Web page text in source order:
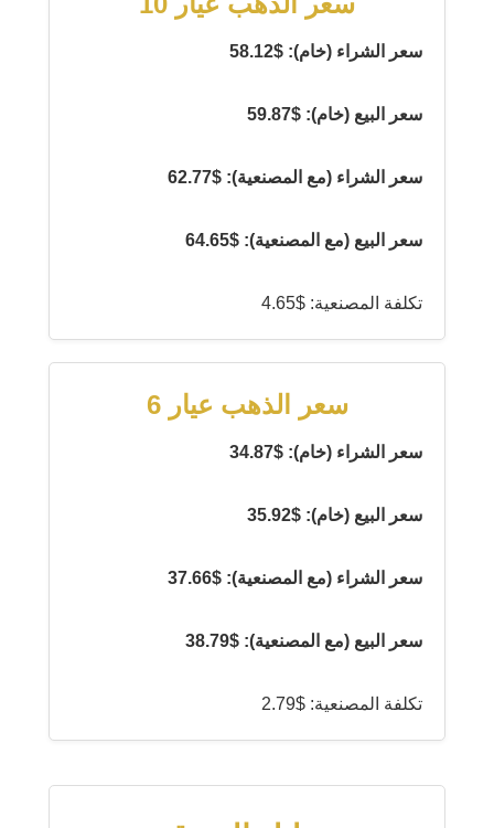
سعر الشراء (خام): $58.12
سعر البيع (خام): $59.87
سعر الشراء (مع المصنعية): $62.77
سعر البيع (مع المصنعية): $64.65
تكلفة المصنعية: $4.65
سعر الذهب عيار 6
سعر الشراء (خام): $34.87
سعر البيع (خام): $35.92
سعر الشراء (مع المصنعية): $37.66
سعر البيع (مع المصنعية): $38.79
تكلفة المصنعية: $2.79